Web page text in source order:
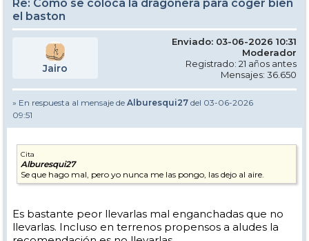
Re: Como se coloca la dragonera para coger bien
el baston
Jairo
Enviado: 03-06-2026 10:31
Moderador
Registrado: 21 años antes
Mensajes: 36.650
» En respuesta al mensaje de Alburesqui27 del 03-06-2026
09:51
Cita
Alburesqui27
Se que hago mal, pero yo nunca me las pongo, las dejo al aire.
Es bastante peor llevarlas mal enganchadas que no
llevarlas. Incluso en terrenos propensos a aludes la